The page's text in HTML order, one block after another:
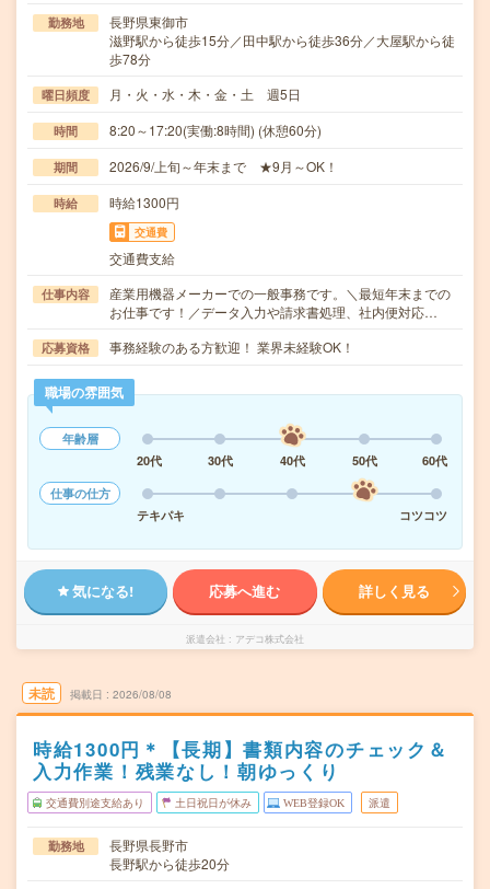
勤務地
長野県東御市
滋野駅から徒歩15分／田中駅から徒歩36分／大屋駅から徒
歩78分
曜日頻度 月・火・水・木・金・土 週5日
時間 8:20～17:20(実働:8時間) (休憩60分)
期間 2026/9/上旬～年末まで ★9月～OK！
時給 時給1300円
交通費
交通費支給
仕事内容
産業用機器メーカーでの一般事務です。＼最短年末までの
お仕事です！／データ入力や請求書処理、社内便対応…
応募資格 事務経験のある方歓迎！ 業界未経験OK！
職場の雰囲気
年齢層
20代
30代 40代 50代
60代
仕事の仕方
テキパキ
コツコツ
気になる! 応募へ進む 詳しく見る
派遣会社 アデコ株式会社
未読 掲載日 2026/08/08
時給1300円＊【長期】書類内容のチェック＆
入力作業！残業なし！朝ゆっくり
交通費別途支給あり 土日祝日が休み WEB登録OK 派遣
勤務地
長野県長野市
長野駅から徒歩20分